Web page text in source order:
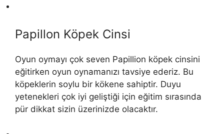
Papillon Köpek Cinsi
Oyun oymayı çok seven Papillion köpek cinsini
eğitirken oyun oynamanızı tavsiye ederiz. Bu
köpeklerin soylu bir kökene sahiptir. Duyu
yetenekleri çok iyi geliştiği için eğitim sırasında
pür dikkat sizin üzerinizde olacaktır.